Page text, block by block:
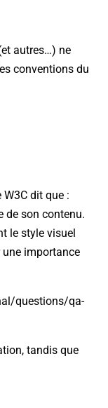
autres…) ne
conventions du
dit que :
de son contenu.
le style visuel
importance
questions/qa-
tandis que